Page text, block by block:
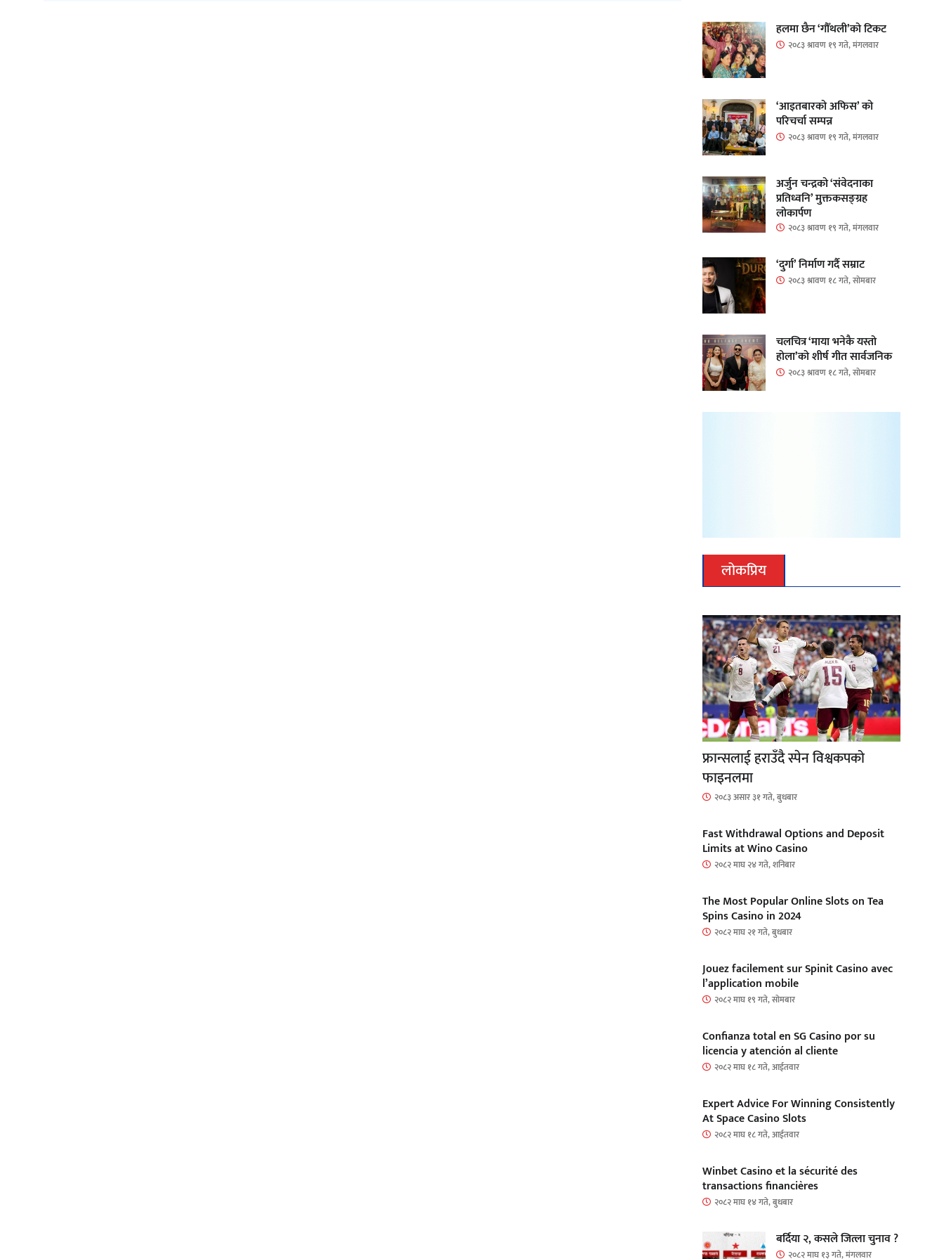
हलमा छैन ‘गौँथली’को टिकट
२०८३ श्रावण १९ गते, मंगलवार
‘आइतबारको अफिस’ को
परिचर्चा सम्पन्न
२०८३ श्रावण १९ गते, मंगलवार
अर्जुन चन्द्रको ‘संवेदनाका
प्रतिध्वनि’ मुक्तकसङ्ग्रह
लोकार्पण
२०८३ श्रावण १९ गते, मंगलवार
‘दुर्गा’ निर्माण गर्दै सम्राट
२०८३ श्रावण १८ गते, सोमबार
चलचित्र ‘माया भनेकै यस्तो
होला’को शीर्ष गीत सार्वजनिक
२०८३ श्रावण १८ गते, सोमबार
लोकप्रिय
फ्रान्सलाई हराउँदै स्पेन विश्वकपको
फाइनलमा
२०८३ असार ३१ गते, बुधबार
Fast Withdrawal Options and Deposit
Limits at Wino Casino
२०८२ माघ २४ गते, शनिबार
The Most Popular Online Slots on Tea
Spins Casino in 2024
२०८२ माघ २१ गते, बुधबार
Jouez facilement sur Spinit Casino avec
l’application mobile
२०८२ माघ १९ गते, सोमबार
Confianza total en SG Casino por su
licencia y atención al cliente
२०८२ माघ १८ गते, आईतवार
Expert Advice For Winning Consistently
At Space Casino Slots
२०८२ माघ १८ गते, आईतवार
Winbet Casino et la sécurité des
transactions financières
२०८२ माघ १४ गते, बुधबार
बर्दिया २, कसले जित्ला चुनाव ?
२०८२ माघ १३ गते, मंगलवार